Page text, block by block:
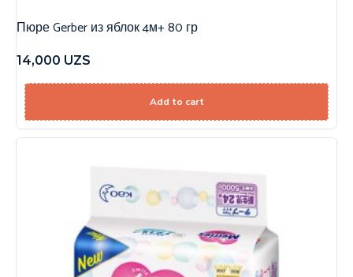
Пюре Gerber из яблок 4м+ 80 гр
14,000 UZS
Add to cart